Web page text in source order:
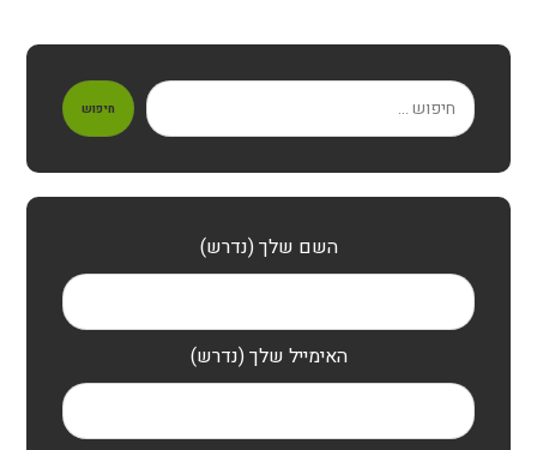
חיפוש
השם שלך (נדרש)
האימייל שלך (נדרש)